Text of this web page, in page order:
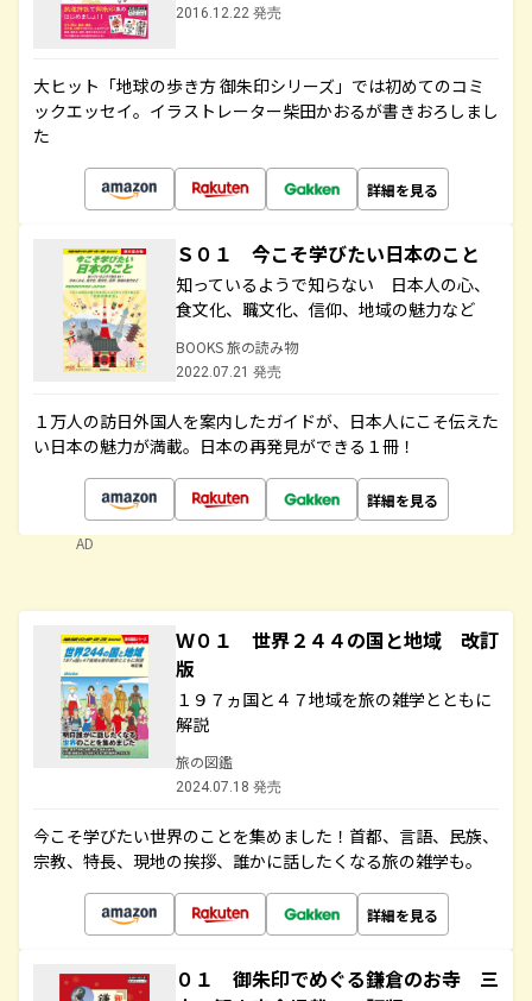
2016.12.22 発売
大ヒット「地球の歩き方 御朱印シリーズ」では初めてのコミ
ックエッセイ。イラストレーター柴田かおるが書きおろしまし
た
詳細を見る
Ｓ０１ 今こそ学びたい日本のこと
知っているようで知らない 日本人の心、
食文化、職文化、信仰、地域の魅力など
BOOKS 旅の読み物
2022.07.21 発売
１万人の訪日外国人を案内したガイドが、日本人にこそ伝えた
い日本の魅力が満載。日本の再発見ができる１冊！
詳細を見る
AD
Ｗ０１ 世界２４４の国と地域 改訂
版
１９７ヵ国と４７地域を旅の雑学とともに
解説
旅の図鑑
2024.07.18 発売
今こそ学びたい世界のことを集めました！首都、言語、民族、
宗教、特長、現地の挨拶、誰かに話したくなる旅の雑学も。
詳細を見る
０１ 御朱印でめぐる鎌倉のお寺 三